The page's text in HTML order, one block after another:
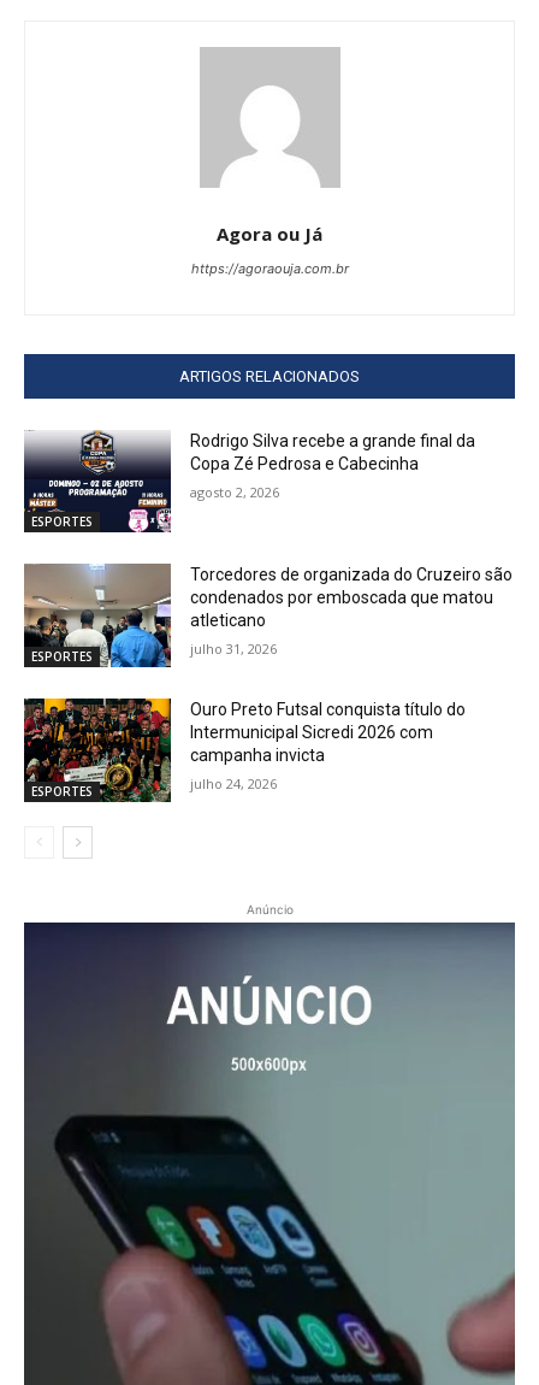
Agora ou Já
https://agoraouja.com.br
ARTIGOS RELACIONADOS
ESPORTES
Rodrigo Silva recebe a grande final da
Copa Zé Pedrosa e Cabecinha
agosto 2, 2026
ESPORTES
Torcedores de organizada do Cruzeiro são
condenados por emboscada que matou
atleticano
julho 31, 2026
ESPORTES
Ouro Preto Futsal conquista título do
Intermunicipal Sicredi 2026 com
campanha invicta
julho 24, 2026
Anúncio